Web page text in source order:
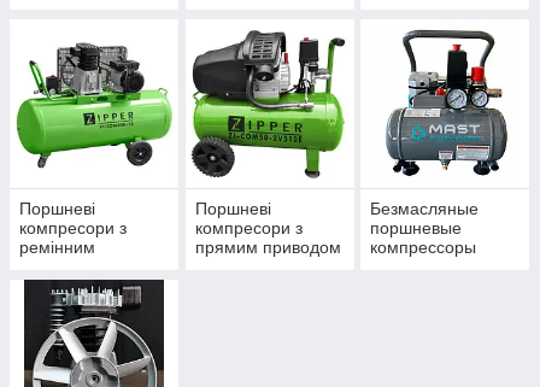
Поршневі
компресори з
ремінним
Поршневі
компресори з
прямим приводом
Безмасляные
поршневые
компрессоры